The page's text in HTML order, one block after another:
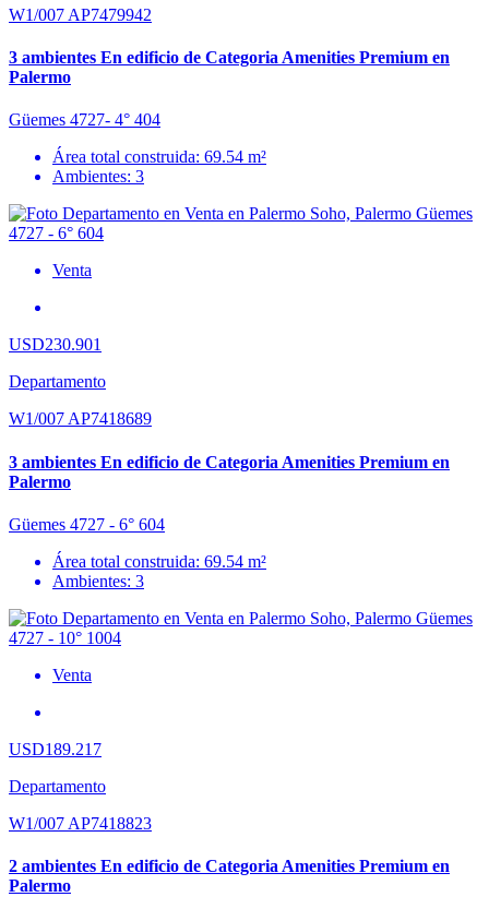
W1/007 AP7479942
3 ambientes En edificio de Categoria Amenities Premium en
Palermo
Güemes 4727- 4° 404
Área total construida: 69.54 m²
Ambientes: 3
Venta
USD230.901
Departamento
W1/007 AP7418689
3 ambientes En edificio de Categoria Amenities Premium en
Palermo
Güemes 4727 - 6° 604
Área total construida: 69.54 m²
Ambientes: 3
Venta
USD189.217
Departamento
W1/007 AP7418823
2 ambientes En edificio de Categoria Amenities Premium en
Palermo